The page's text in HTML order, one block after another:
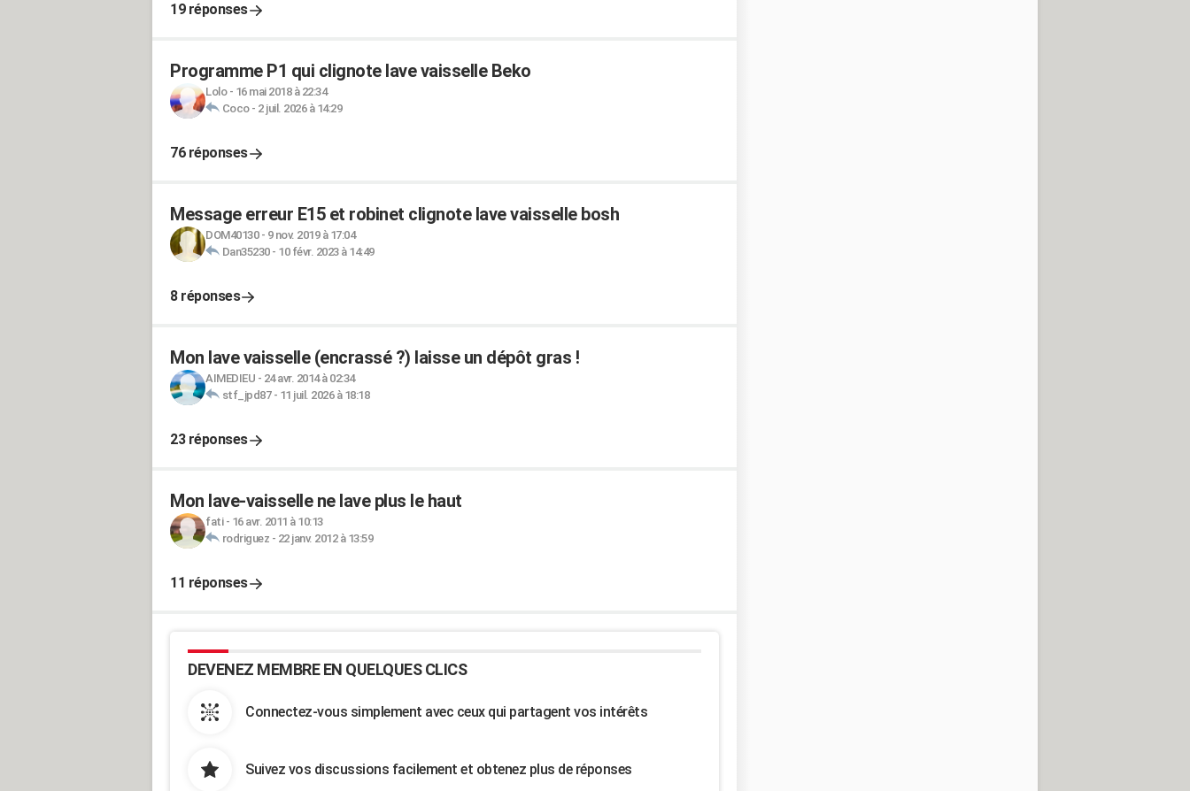
19 réponses
Programme P1 qui clignote lave vaisselle Beko
Lolo- 16 mai 2018 à 22:34
Coco- 2 juil. 2026 à 14:29
76 réponses
Message erreur E15 et robinet clignote lave vaisselle bosh
DOM40130- 9 nov. 2019 à 17:04
Dan35230- 10 févr. 2023 à 14:49
8 réponses
Mon lave vaisselle (encrassé ?) laisse un dépôt gras !
AIMEDIEU - 24 avr. 2014 à 02:34
stf_jpd87- 11 juil. 2026 à 18:18
23 réponses
Mon lave-vaisselle ne lave plus le haut
fati- 16 avr. 2011 à 10:13
rodriguez - 22 janv. 2012 à 13:59
11 réponses
DEVENEZ MEMBRE EN QUELQUES CLICS
Connectez-vous simplement avec ceux qui partagent vos intérêts
Suivez vos discussions facilement et obtenez plus de réponses